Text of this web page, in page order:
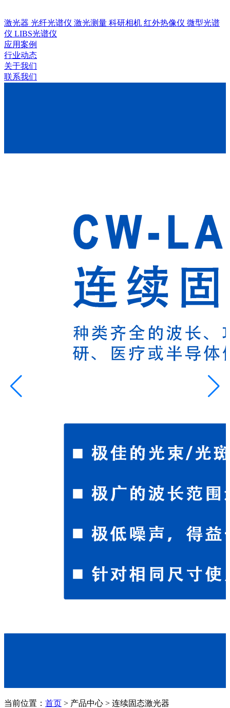
激光器 光纤光谱仪 激光测量 科研相机 红外热像仪 微型光谱
仪 LIBS光谱仪
应用案例
行业动态
关于我们
联系我们
当前位置： 首页 > 产品中心 > 连续固态激光器